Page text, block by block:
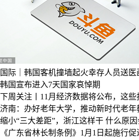
国际｜韩国客机撞墙起火幸存人员送
韩国宣布进入7天国家哀悼期
下周关注丨11月经济数据将公布，这
济南：办好老年大学，推动新时代老
缩小“三大差距”，浙江这样干 什么原
《广东省林长制条例》1月1日起施行